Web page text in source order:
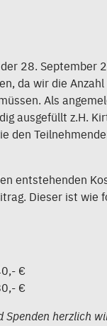
28. September
da wir die
Als
ausgefüllt z.H.
den
entstehenden
Dieser ist wie
€
€
Spenden herzlich